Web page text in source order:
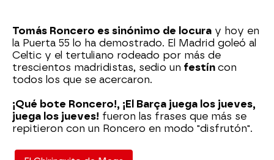
Tomás Roncero es sinónimo de locura y hoy en
la Puerta 55 lo ha demostrado. El Madrid goleó al
Celtic y el tertuliano rodeado por más de
trescientos madridistas, sedio un festín con
todos los que se acercaron.
¡Qué bote Roncero!, ¡El Barça juega los jueves,
juega los jueves! fueron las frases que más se
repitieron con un Roncero en modo "disfrutón".